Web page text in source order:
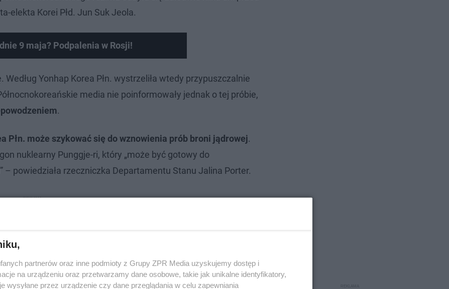
elekta Korei Płd. Jun Suk Jeola.
9 maja? Podpalenia w Rosji!
Yonhap Korea Płn. wystrzeliła wtedy przypuszczalnie
media nie poinformowały jednak o tej próbie,
.
Płn. może szykować się do wznowienia prób broni jądrowej.
nuklearny Punggje-ri, który „może być gotowy do
powiedziała rzeczniczka Departamentu Stanu Jalina Porter.
partnerów oraz inne podmioty z Grupy ZPR Media uzyskujemy dostęp i
na urządzeniu oraz przetwarzamy dane osobowe, takie jak unikalne identyfikatory,
wysyłane przez urządzenie czy dane przeglądania w celu zapewniania